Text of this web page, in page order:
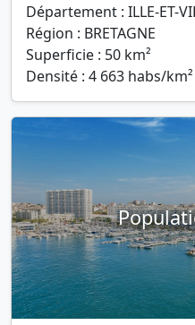
Département : ILLE-ET-
Région : BRETAGNE
Superficie : 50 km²
Densité : 4 663 habs/km²